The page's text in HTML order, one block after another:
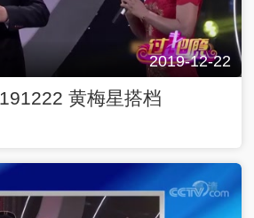
2019-12-22
黄梅星搭档